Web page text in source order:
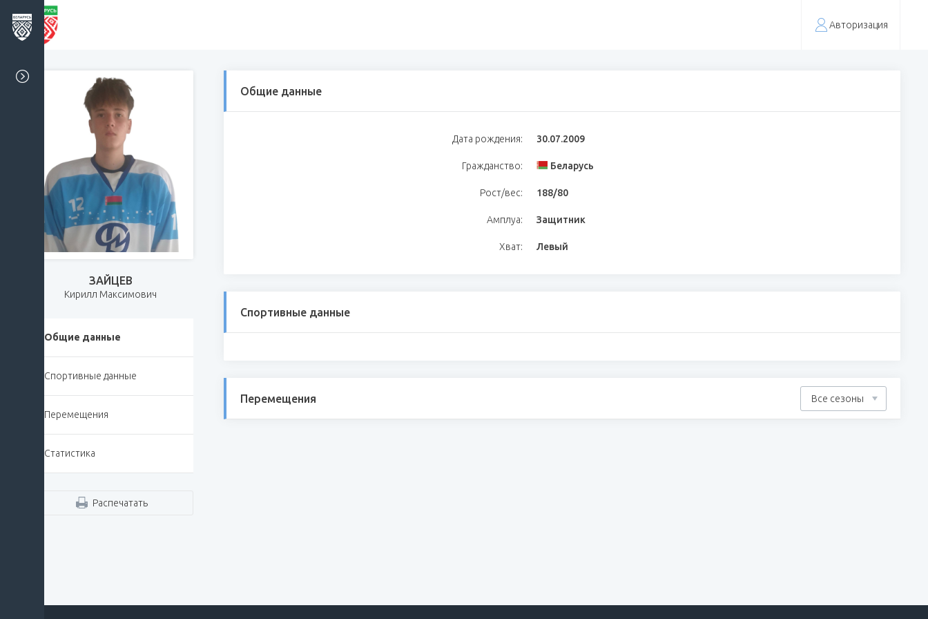
Авторизация
ЗАЙЦЕВ
Кирилл Максимович
Общие данные
Спортивные данные
Перемещения
Статистика
Распечатать
Общие данные
Дата рождения: 30.07.2009
Гражданство: Беларусь
Рост/вес: 188/80
Амплуа: Защитник
Хват: Левый
Спортивные данные
Перемещения Все сезоны